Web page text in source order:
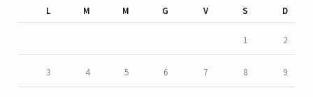
L
M M G V S D
1 2
3 4 5 6 7 8 9